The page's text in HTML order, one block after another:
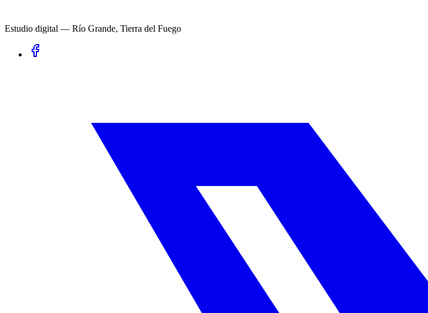
Estudio digital — Río Grande, Tierra del Fuego